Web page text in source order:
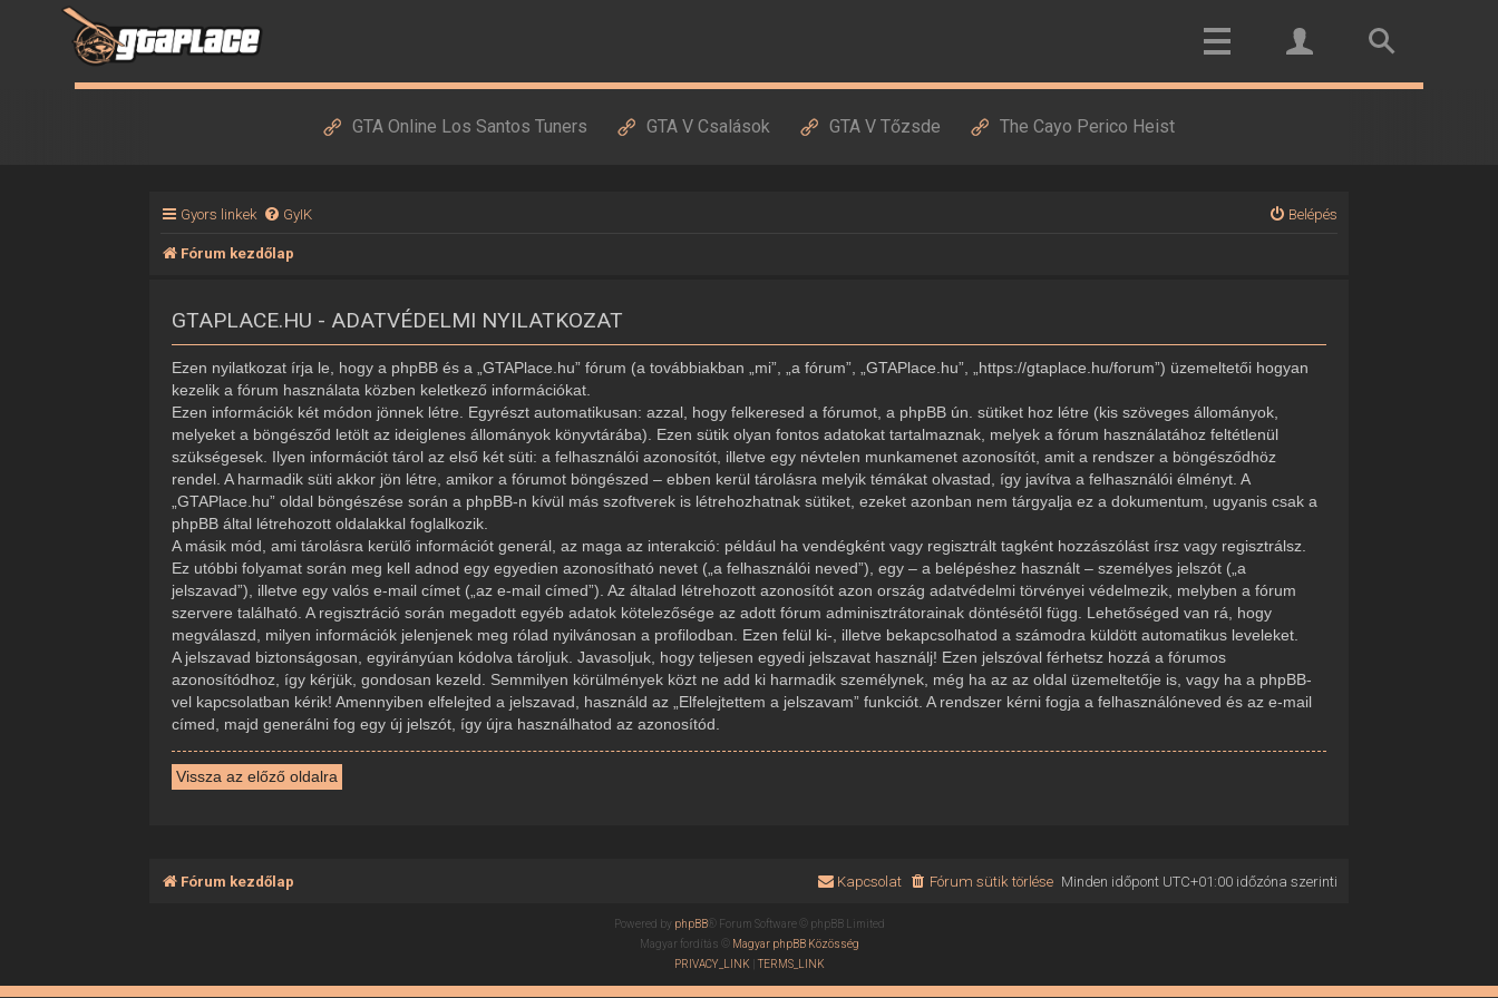
GTA Online Los Santos Tuners GTA V Csalások GTA V Tőzsde The Cayo Perico Heist
Gyors linkek GyIK Belépés
Fórum kezdőlap
GTAPLACE.HU - ADATVÉDELMI NYILATKOZAT
Ezen nyilatkozat írja le, hogy a phpBB és a „GTAPlace.hu” fórum (a továbbiakban „mi”, „a fórum”, „GTAPlace.hu”, „https://gtaplace.hu/forum”) üzemeltetői hogyan
kezelik a fórum használata közben keletkező információkat.
Ezen információk két módon jönnek létre. Egyrészt automatikusan: azzal, hogy felkeresed a fórumot, a phpBB ún. sütiket hoz létre (kis szöveges állományok,
melyeket a böngésződ letölt az ideiglenes állományok könyvtárába). Ezen sütik olyan fontos adatokat tartalmaznak, melyek a fórum használatához feltétlenül
szükségesek. Ilyen információt tárol az első két süti: a felhasználói azonosítót, illetve egy névtelen munkamenet azonosítót, amit a rendszer a böngésződhöz
rendel. A harmadik süti akkor jön létre, amikor a fórumot böngészed – ebben kerül tárolásra melyik témákat olvastad, így javítva a felhasználói élményt. A
„GTAPlace.hu” oldal böngészése során a phpBB-n kívül más szoftverek is létrehozhatnak sütiket, ezeket azonban nem tárgyalja ez a dokumentum, ugyanis csak a
phpBB által létrehozott oldalakkal foglalkozik.
A másik mód, ami tárolásra kerülő információt generál, az maga az interakció: például ha vendégként vagy regisztrált tagként hozzászólást írsz vagy regisztrálsz.
Ez utóbbi folyamat során meg kell adnod egy egyedien azonosítható nevet („a felhasználói neved”), egy – a belépéshez használt – személyes jelszót („a
jelszavad”), illetve egy valós e-mail címet („az e-mail címed”). Az általad létrehozott azonosítót azon ország adatvédelmi törvényei védelmezik, melyben a fórum
szervere található. A regisztráció során megadott egyéb adatok kötelezősége az adott fórum adminisztrátorainak döntésétől függ. Lehetőséged van rá, hogy
megválaszd, milyen információk jelenjenek meg rólad nyilvánosan a profilodban. Ezen felül ki-, illetve bekapcsolhatod a számodra küldött automatikus leveleket.
A jelszavad biztonságosan, egyirányúan kódolva tároljuk. Javasoljuk, hogy teljesen egyedi jelszavat használj! Ezen jelszóval férhetsz hozzá a fórumos
azonosítódhoz, így kérjük, gondosan kezeld. Semmilyen körülmények közt ne add ki harmadik személynek, még ha az az oldal üzemeltetője is, vagy ha a phpBB-
vel kapcsolatban kérik! Amennyiben elfelejted a jelszavad, használd az „Elfelejtettem a jelszavam” funkciót. A rendszer kérni fogja a felhasználóneved és az e-mail
címed, majd generálni fog egy új jelszót, így újra használhatod az azonosítód.
Vissza az előző oldalra
Fórum kezdőlap Minden időpont UTC+01:00időzóna szerinti
Fórum sütik törlése
Kapcsolat
Powered by phpBB® Forum Software © phpBB Limited
Magyar fordítás © Magyar phpBB Közösség
PRIVACY_LINK |TERMS_LINK